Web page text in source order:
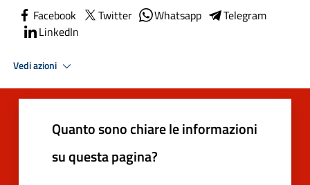
Facebook Twitter Whatsapp
Telegram
LinkedIn
Vedi azioni
Quanto sono chiare le informazioni
su questa pagina?